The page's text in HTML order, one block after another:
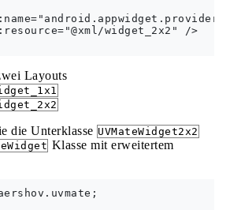
widget_2x2" />
Layouts
die Unterklasse UVMateWidget2x2
Klasse mit erweitertem